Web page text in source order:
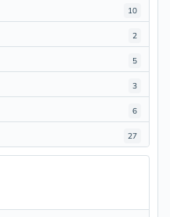
10
2
5
3
6
27